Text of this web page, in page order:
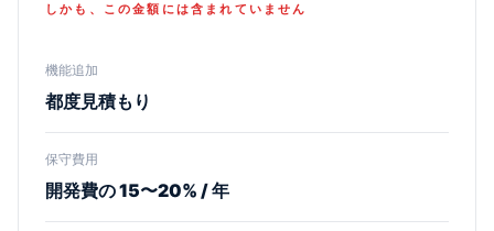
しかも、この金額には含まれていません
機能追加
都度見積もり
保守費用
開発費の 15〜20% / 年